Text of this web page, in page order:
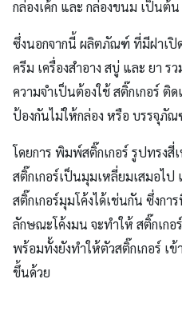
กล่องเค้ก และ กล่องขนม เป็นต้น
ซึ่งนอกจากนี้ ผลิตภัณฑ์ ที่มีฝาเปิ
ครีม เครื่องสำอาง สบู่ และ ยา
ความจำเป็นต้องใช้ สติ๊กเกอร์ ติ
ป้องกันไม่ให้กล่อง หรือ บรรจุภั
โดยการ พิมพ์สติ๊กเกอร์ รูปทรงสี่
สติ๊กเกอร์เป็นมุมเหลี่ยมเสมอไ
สติ๊กเกอร์มุมโค้งได้เช่นกัน ซึ่งก
ลักษณะโค้งมน จะทำให้ สติ๊กเก
พร้อมทั้งยังทำให้ตัวสติ๊กเกอร์ เ
ขึ้นด้วย